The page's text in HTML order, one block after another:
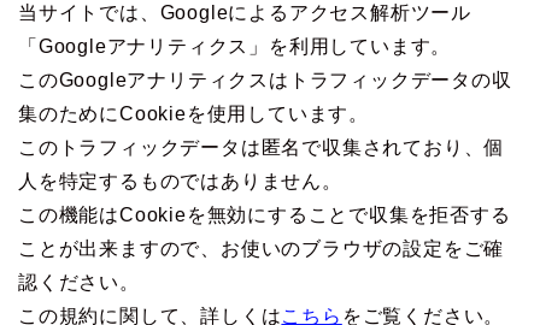
当サイトでは、Googleによるアクセス解析ツール
「Googleアナリティクス」を利用しています。
このGoogleアナリティクスはトラフィックデータの収
集のためにCookieを使用しています。
このトラフィックデータは匿名で収集されており、個
人を特定するものではありません。
この機能はCookieを無効にすることで収集を拒否する
ことが出来ますので、お使いのブラウザの設定をご確
認ください。
この規約に関して、詳しくはこちら をご覧ください。